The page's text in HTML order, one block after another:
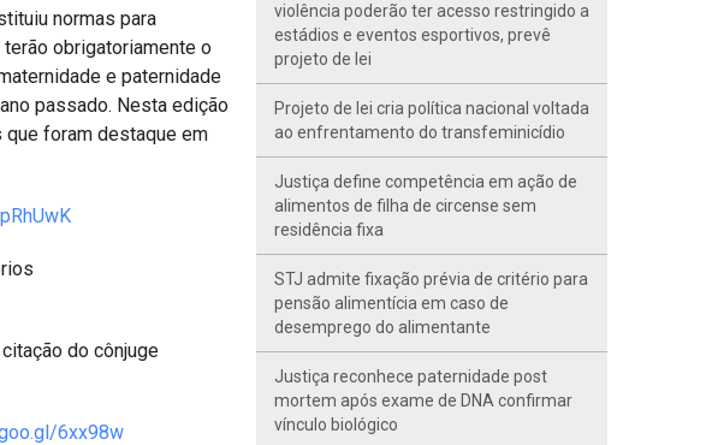
normas para
obrigatoriamente o
e paternidade
passado. Nesta edição
foram destaque em
do cônjuge
6xx98w
violência poderão ter acesso restringido a
estádios e eventos esportivos, prevê
projeto de lei
Projeto de lei cria política nacional voltada
ao enfrentamento do transfeminicídio
Justiça define competência em ação de
alimentos de filha de circense sem
residência fixa
STJ admite fixação prévia de critério para
pensão alimentícia em caso de
desemprego do alimentante
Justiça reconhece paternidade post
mortem após exame de DNA confirmar
vínculo biológico